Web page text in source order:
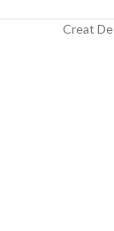
Creat De